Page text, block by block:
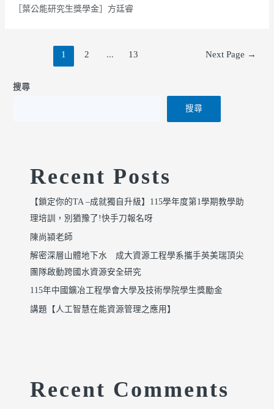
［葉公能研究生獎學金］方廷睿
1 2 ... 13 Next Page →
搜尋
搜尋
Recent Posts
【鎖定你的TA –成就獨自升級】115學年度第1學期教學助
理培訓，別猶豫了!快手刀報名呀
陳尚潁老師
解密深層山體地下水 成大資源工程學系攜手英美瑞頂尖
團隊啟動跨國水資源安全研究
115年中國鑛冶工程學會大學及技術學院學生獎勵金
講題【人工智慧在能資源管理之應用】
Recent Comments